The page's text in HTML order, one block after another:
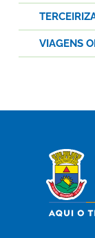
VIAGENS